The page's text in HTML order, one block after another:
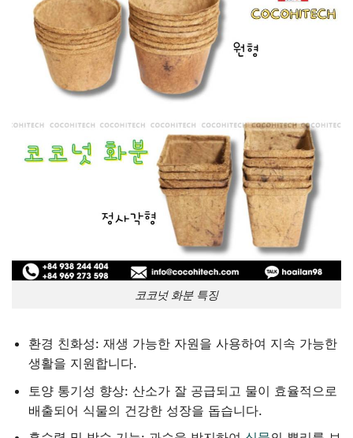
코코넛 화분 특징
환경 친화성: 재생 가능한 자원을 사용하여 지속 가능한
생활을 지원합니다.
토양 통기성 향상: 산소가 잘 공급되고 물이 효율적으로
배출되어 식물의 건강한 성장을 돕습니다.